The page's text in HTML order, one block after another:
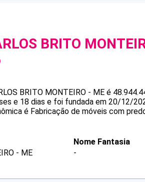
BRITO
BRITO MONTEIRO - ME é
e 18 dias e foi fundada em 20/12/
é Fabricação de móveis com
- ME
Nome Fantasia
-